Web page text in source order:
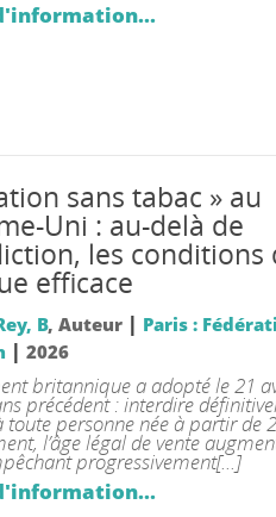
sans tabac » au
Uni : au-delà de
les conditions
efficace
B, Auteur | Paris :
| 2026
britannique a adopté le 21
précédent : interdire
toute personne née à partir de
l’âge légal de vente
progressivement[...]